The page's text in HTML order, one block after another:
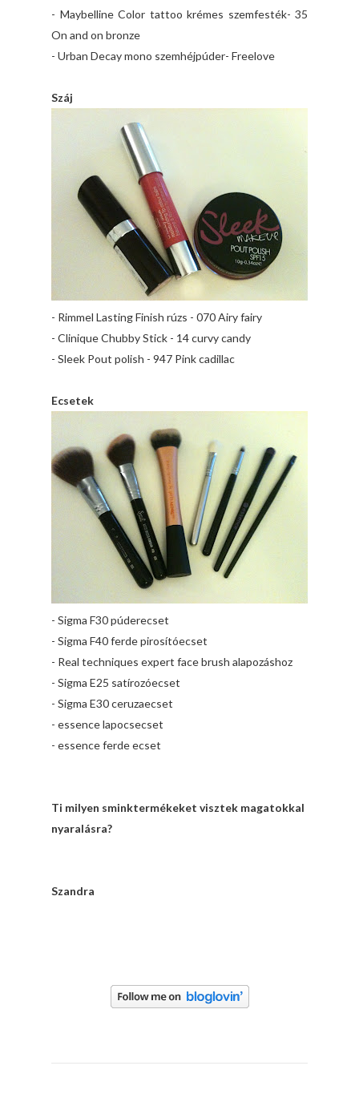
- Maybelline Color tattoo krémes szemfesték- 35
On and on bronze
- Urban Decay mono szemhéjpúder- Freelove
Száj
- Rimmel Lasting Finish rúzs - 070 Airy fairy
- Clinique Chubby Stick - 14 curvy candy
- Sleek Pout polish - 947 Pink cadillac
Ecsetek
- Sigma F30 púderecset
- Sigma F40 ferde pirosítóecset
- Real techniques expert face brush alapozáshoz
- Sigma E25 satírozóecset
- Sigma E30 ceruzaecset
- essence lapocsecset
- essence ferde ecset
Ti milyen sminktermékeket visztek magatokkal
nyaralásra?
Szandra